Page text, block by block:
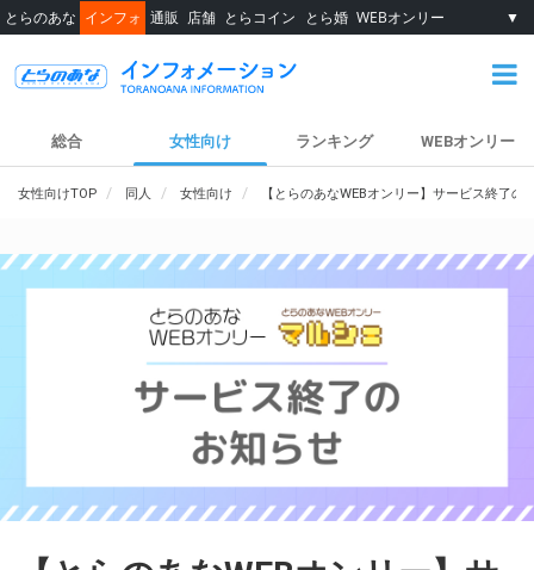
とらのあな インフォ 通販 店舗 とらコイン とら婚 WEBオンリー ▼
総合 女性向け ランキング WEBオンリー
女性向けTOP 同人 女性向け 【とらのあなWEBオンリー】サービス終了の